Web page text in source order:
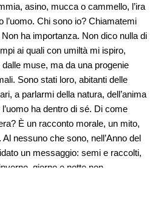
asino, mucca o cammello, l’ira
l’uomo. Chi sono io? Chiamatemi
ha importanza. Non dico nulla di
ai quali con umiltà mi ispiro,
muse, ma da una progenie
Sono stati loro, abitanti delle
a parlarmi della natura, dell’anima
ha dentro di sé. Di come
È un racconto morale, un mito,
nessuno che sono, nell’Anno del
un messaggio: semi e raccolti,
giorno e notte non
dura la Terra». L’avete già